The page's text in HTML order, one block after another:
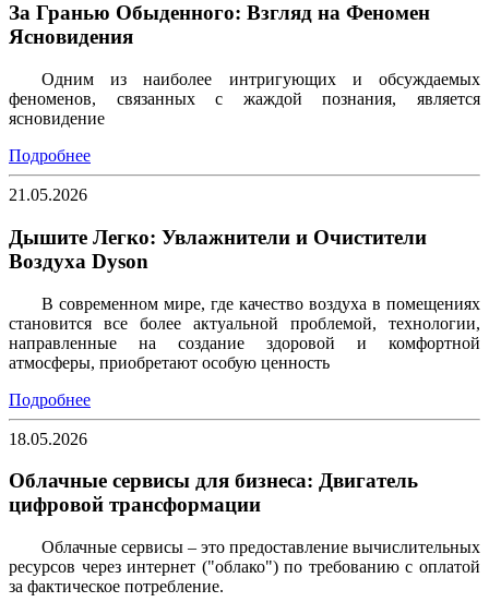
За Гранью Обыденного: Взгляд на Феномен
Ясновидения
Одним из наиболее интригующих и обсуждаемых
феноменов, связанных с жаждой познания, является
ясновидение
Подробнее
21.05.2026
Дышите Легко: Увлажнители и Очистители
Воздуха Dyson
В современном мире, где качество воздуха в помещениях
становится все более актуальной проблемой, технологии,
направленные на создание здоровой и комфортной
атмосферы, приобретают особую ценность
Подробнее
18.05.2026
Облачные сервисы для бизнеса: Двигатель
цифровой трансформации
Облачные сервисы – это предоставление вычислительных
ресурсов через интернет ("облако") по требованию с оплатой
за фактическое потребление.